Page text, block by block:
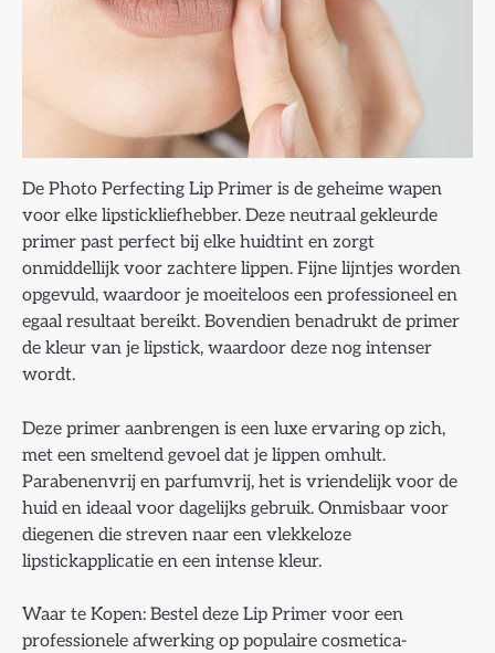
De Photo Perfecting Lip Primer is de geheime wapen
voor elke lipstickliefhebber. Deze neutraal gekleurde
primer past perfect bij elke huidtint en zorgt
onmiddellijk voor zachtere lippen. Fijne lijntjes worden
opgevuld, waardoor je moeiteloos een professioneel en
egaal resultaat bereikt. Bovendien benadrukt de primer
de kleur van je lipstick, waardoor deze nog intenser
wordt.
Deze primer aanbrengen is een luxe ervaring op zich,
met een smeltend gevoel dat je lippen omhult.
Parabenenvrij en parfumvrij, het is vriendelijk voor de
huid en ideaal voor dagelijks gebruik. Onmisbaar voor
diegenen die streven naar een vlekkeloze
lipstickapplicatie en een intense kleur.
Waar te Kopen: Bestel deze Lip Primer voor een
professionele afwerking op populaire cosmetica-